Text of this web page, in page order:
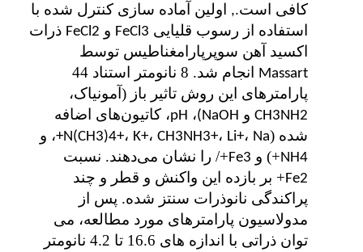
کافی است.,
اولین آماده سازی کنترل شده با
استفاده از رسوب قلیایی FeCl3 و FeCl2 ذرات
اکسید آهن سوپرپارامغناطیس توسط
Massart
انجام شد. 8 نانومتر استناد 44
پارامترهای این روش تاثیر باز (آمونیاک،
CH3NH2 و NaOH) ، pH، کاتیون‌های اضافه
شده (
N(CH3)4+، K+، CH3NH3+، Li+، Na+ ، و
NH4+) و Fe3+/ را نشان می‌دهند. نسبت
Fe2+ بر بازده این واکنش و قطر و چند
پراکندگی نانوذرات سنتز شده. پس از
مدولاسیون پارامترهای مورد مطالعه، می
توان ذراتی با اندازه های 16.6 تا 4.2 نانومتر